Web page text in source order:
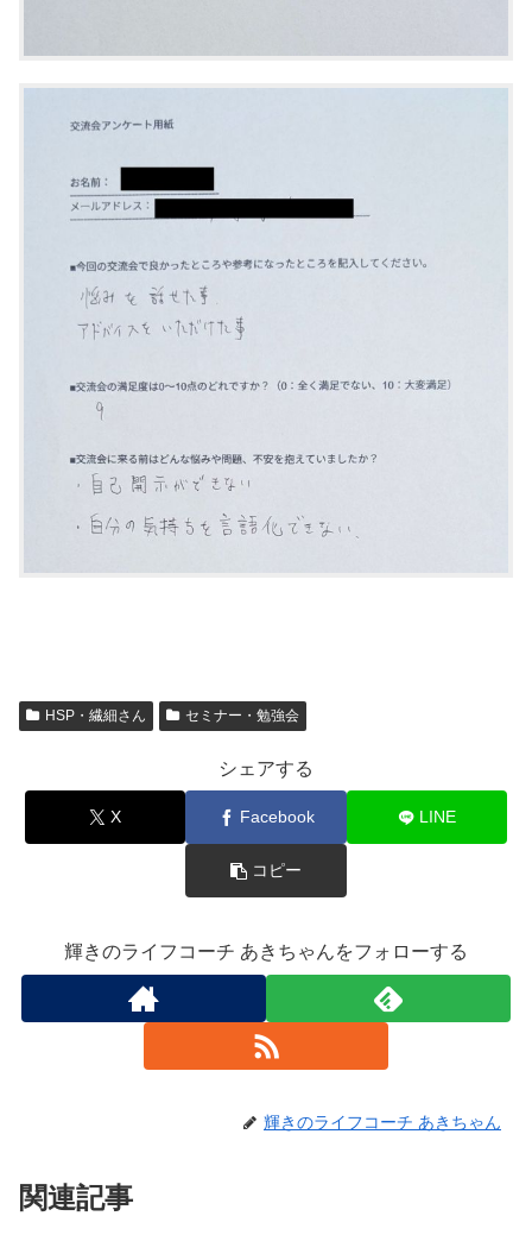
HSP・繊細さん セミナー・勉強会
シェアする
X Facebook LINE
コピー
輝きのライフコーチ あきちゃんをフォローする
輝きのライフコーチ あきちゃん
関連記事